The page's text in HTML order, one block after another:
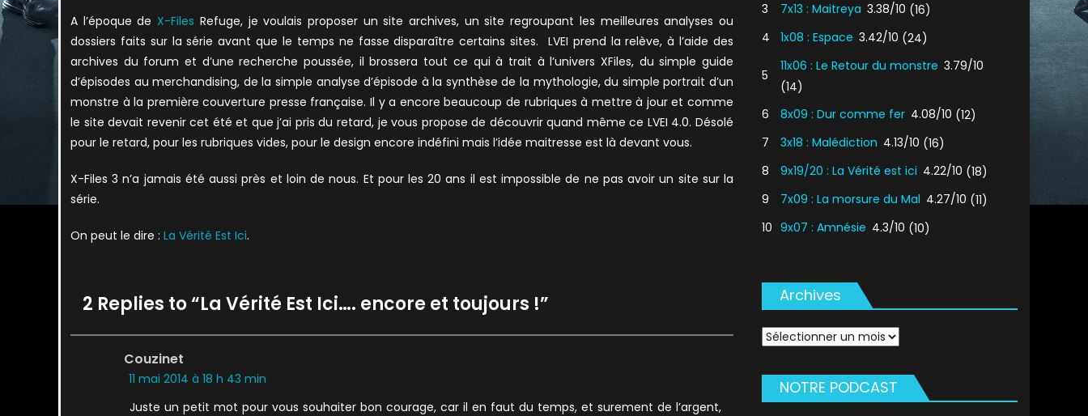
A l’époque de X-Files Refuge, je voulais proposer un site archives, un site regroupant les meilleures analyses ou
dossiers faits sur la série avant que le temps ne fasse disparaître certains sites. LVEI prend la relève, à l’aide des
archives du forum et d’une recherche poussée, il brossera tout ce qui à trait à l’univers XFiles, du simple guide
d’épisodes au merchandising, de la simple analyse d’épisode à la synthèse de la mythologie, du simple portrait d’un
monstre à la première couverture presse française. Il y a encore beaucoup de rubriques à mettre à jour et comme
le site devait revenir cet été et que j’ai pris du retard, je vous propose de découvrir quand même ce LVEI 4.0. Désolé
pour le retard, pour les rubriques vides, pour le design encore indéfini mais l’idée maitresse est là devant vous.
X-Files 3 n’a jamais été aussi près et loin de nous. Et pour les 20 ans il est impossible de ne pas avoir un site sur la
série.
On peut le dire : La Vérité Est Ici.
2 Replies to “La Vérité Est Ici…. encore et toujours !”
Couzinet
11 mai 2014 à 18 h 43 min
Juste un petit mot pour vous souhaiter bon courage, car il en faut du temps, et surement de l’argent,
3
7x13 : Maitreya 3.38/10 (16)
4
1x08 : Espace 3.42/10 (24)
5
11x06 : Le Retour du monstre 3.79/10
(14)
6
8x09 : Dur comme fer 4.08/10 (12)
7
3x18 : Malédiction 4.13/10 (16)
8
9x19/20 : La Vérité est ici 4.22/10 (18)
9
7x09 : La morsure du Mal 4.27/10 (11)
10 9x07 : Amnésie 4.3/10 (10)
Archives
Archives
NOTRE PODCAST